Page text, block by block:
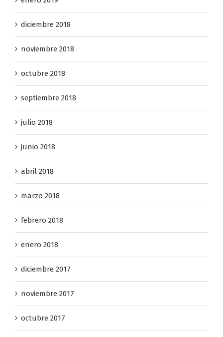
enero 2019
diciembre 2018
noviembre 2018
octubre 2018
septiembre 2018
julio 2018
junio 2018
abril 2018
marzo 2018
febrero 2018
enero 2018
diciembre 2017
noviembre 2017
octubre 2017